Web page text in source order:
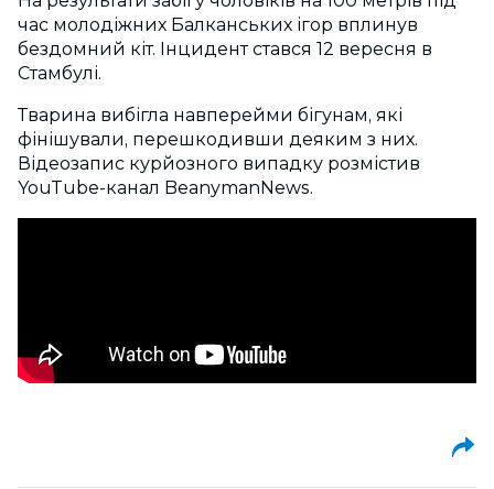
час молодіжних Балканських ігор вплинув
бездомний кіт. Інцидент стався 12 вересня в
Стамбулі.
Тварина вибігла навперейми бігунам, які
фінішували, перешкодивши деяким з них.
Відеозапис курйозного випадку розмістив
YouTube-канал BeanymanNews.